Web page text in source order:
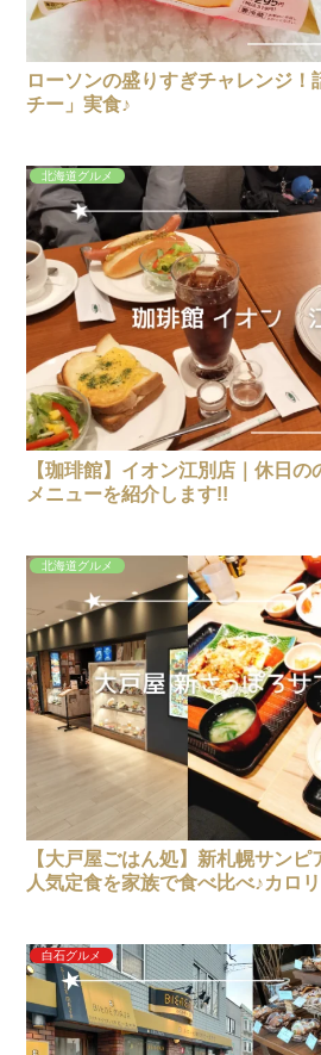
ローソンの盛りすぎチャレンジ！
チー」実食♪
北海道グルメ
【珈琲館】イオン江別店｜休日
メニューを紹介します!!
北海道グルメ
【大戸屋ごはん処】新札幌サンピ
人気定食を家族で食べ比べ♪カロ
白石グルメ